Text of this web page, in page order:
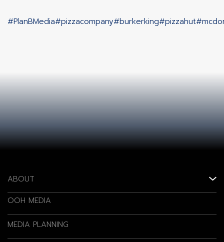
#PlanBMedia#pizzacompany#burkerking#pizzahut
ABOUT
OOH MEDIA
MEDIA PLANNING